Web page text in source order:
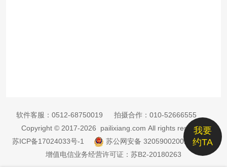
我要
约TA
软件客服： 0512-68750019 拍摄合作： 010-52666555
Copyright © 2017-2026 pailixiang.com All rights reserved
苏ICP备17024033号-1
苏公网安备 32059002002885号
增值电信业务经营许可证：苏B2-20180263